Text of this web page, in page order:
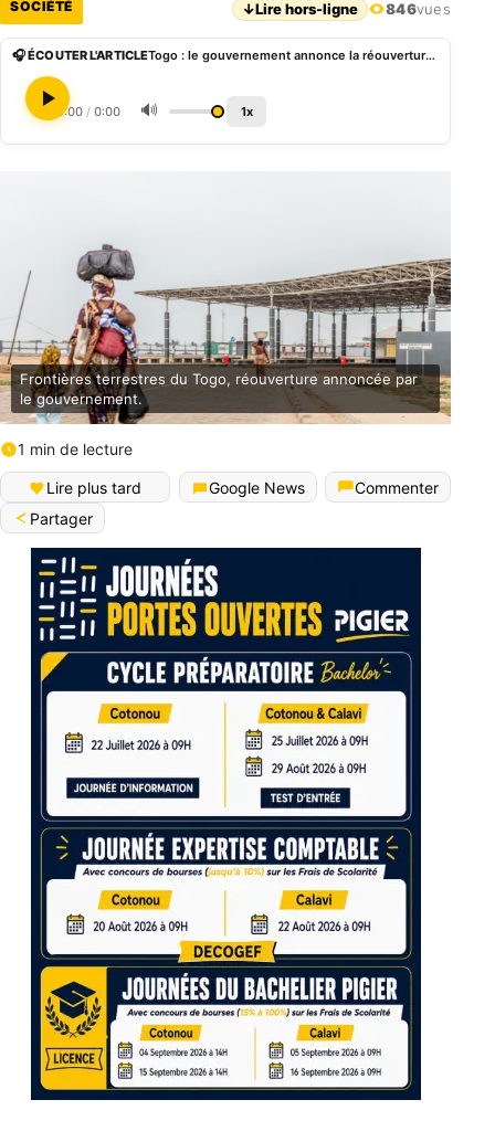
SOCIÉTÉ ↓Lire hors-ligne 846vues
🎧 ÉCOUTER L'ARTICLE Togo : le gouvernement annonce la réouverture des frontières terrestres
0:00 / 0:00 🔊 1x
Frontières terrestres du Togo, réouverture annoncée par
le gouvernement.
1 min de lecture
Lire plus tard Google News
Commenter
Partager